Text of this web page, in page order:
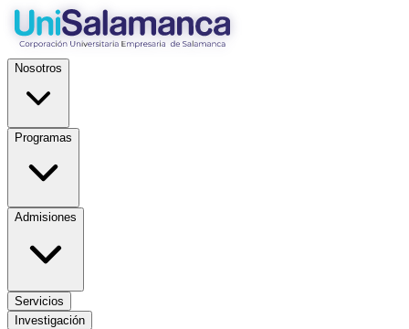
Nosotros
Programas
Admisiones
Servicios
Investigación